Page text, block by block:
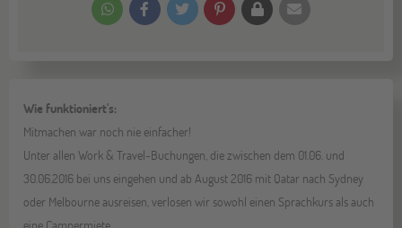
Wie funktioniert's:
Mitmachen war noch nie einfacher!
Unter allen Work & Travel-Buchungen, die zwischen dem 01.06. und
30.06.2016 bei uns eingehen und ab August 2016 mit Qatar nach Sydney
oder Melbourne ausreisen, verlosen wir sowohl einen Sprachkurs als auch
eine Campermiete.